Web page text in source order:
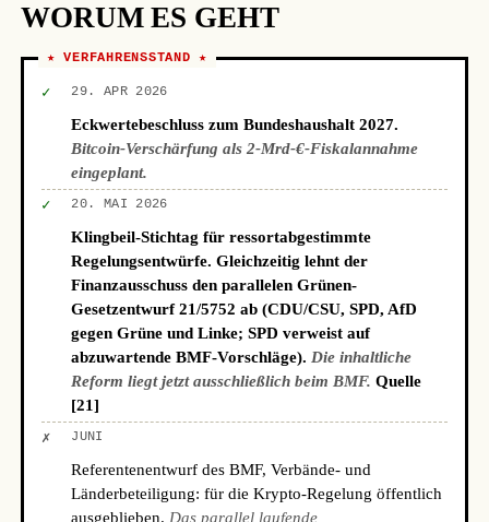
WORUM ES GEHT
★ VERFAHRENSSTAND ★
✓ 29. APR 2026
Eckwertebeschluss zum Bundeshaushalt 2027.
Bitcoin-Verschärfung als 2-Mrd-€-Fiskalannahme
eingeplant.
✓ 20. MAI 2026
Klingbeil-Stichtag für ressortabgestimmte
Regelungsentwürfe. Gleichzeitig lehnt der
Finanzausschuss den parallelen Grünen-
Gesetzentwurf 21/5752 ab (CDU/CSU, SPD, AfD
gegen Grüne und Linke; SPD verweist auf
abzuwartende BMF-Vorschläge). Die inhaltliche
Reform liegt jetzt ausschließlich beim BMF. Quelle
[21]
✗ JUNI
Referentenentwurf des BMF, Verbände- und
Länderbeteiligung: für die Krypto-Regelung öffentlich
ausgeblieben. Das parallel laufende